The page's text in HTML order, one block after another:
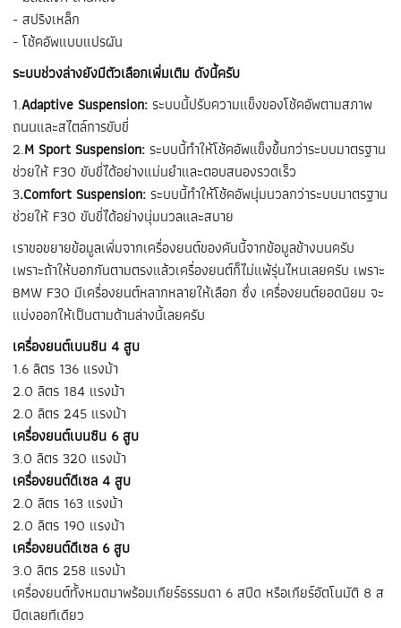
- สปริงเหล็ก
- โช้คอัพแบบแปรผัน
ระบบช่วงล่างยังมีตัวเลือกเพิ่มเติม ดังนี้ครับ
1.Adaptive Suspension: ระบบนี้ปรับความแข็งของโช้คอัพตามสภาพ
ถนนและสไตล์การขับขี่
2.M Sport Suspension: ระบบนี้ทำให้โช้คอัพแข็งขึ้นกว่าระบบมาตรฐาน
ช่วยให้ F30 ขับขี่ได้อย่างแม่นยำและตอบสนองรวดเร็ว
3.Comfort Suspension: ระบบนี้ทำให้โช้คอัพนุ่มนวลกว่าระบบมาตรฐาน
ช่วยให้ F30 ขับขี่ได้อย่างนุ่มนวลและสบาย
เราขอขยายข้อมูลเพิ่มจากเครื่องยนต์ของคันนี้จากข้อมูลข้างบนครับ
เพราะถ้าให้บอกกันตามตรงแล้วเครื่องยนต์ก็ไม่แพ้รุ่นไหนเลยครับ เพราะ
BMW F30 มีเครื่องยนต์หลากหลายให้เลือก ซึ่ง เครื่องยนต์ยอดนิยม จะ
แบ่งออกให้เป็นตามด้านล่างนี้เลยครับ
เครื่องยนต์เบนซิน 4 สูบ
1.6 ลิตร 136 แรงม้า
2.0 ลิตร 184 แรงม้า
2.0 ลิตร 245 แรงม้า
เครื่องยนต์เบนซิน 6 สูบ
3.0 ลิตร 320 แรงม้า
เครื่องยนต์ดีเซล 4 สูบ
2.0 ลิตร 163 แรงม้า
2.0 ลิตร 190 แรงม้า
เครื่องยนต์ดีเซล 6 สูบ
3.0 ลิตร 258 แรงม้า
เครื่องยนต์ทั้งหมดมาพร้อมเกียร์ธรรมดา 6 สปีด หรือเกียร์อัตโนมัติ 8 ส
ปีดเลยทีเดียว